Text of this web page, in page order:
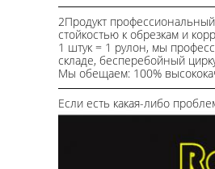
2Продукт
стойкостью к обрезкам и
1 штук = 1 рулон, мы
складе, бесперебойный
Мы обещаем: 100%
Если есть какая-либо